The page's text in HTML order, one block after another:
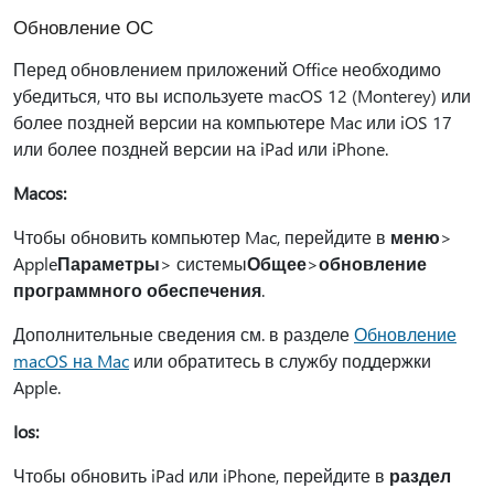
Обновление ОС
Перед обновлением приложений Office необходимо
убедиться, что вы используете macOS 12 (Monterey) или
более поздней версии на компьютере Mac или iOS 17
или более поздней версии на iPad или iPhone.
Macos:
Чтобы обновить компьютер Mac, перейдите в меню>
AppleПараметры> системыОбщее>обновление
программного обеспечения.
Дополнительные сведения см. в разделеОбновление
macOS на Mac или обратитесь в службу поддержки
Apple.
Ios:
Чтобы обновить iPad или iPhone, перейдите в раздел